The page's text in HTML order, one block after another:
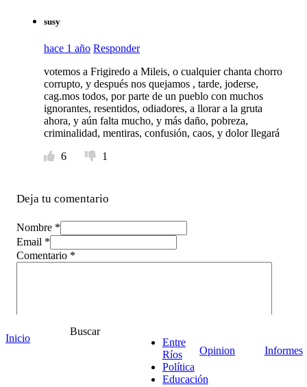
susy
hace 1 año Responder
votemos a Frigiredo a Mileis, o cualquier chanta chorro
corrupto, y después nos quejamos , tarde, joderse,
cag.mos todos, por parte de un pueblo con muchos
ignorantes, resentidos, odiadores, a llorar a la gruta
ahora, y aún falta mucho, y más daño, pobreza,
criminalidad, mentiras, confusión, caos, y dolor llegará
6
1
Deja tu comentario
Nombre *
Email *
Comentario *
Inicio
Buscar
Entre
Ríos
Política
Educación
Opinion Informes